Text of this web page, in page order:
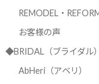
REMODEL・
お客様の声
◆BRIDAL（ブライダル）
AbHeri（アベリ）